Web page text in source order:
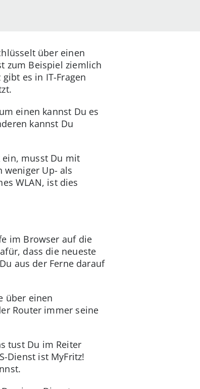
über einen
zum Beispiel ziemlich
es in IT-Fragen
einen kannst Du es
kannst Du
ein, musst Du mit
weniger Up- als
WLAN, ist dies
im Browser auf die
dass die neueste
aus der Ferne darauf
über einen
Router immer seine
tust Du im Reiter
Dienst ist MyFritz!